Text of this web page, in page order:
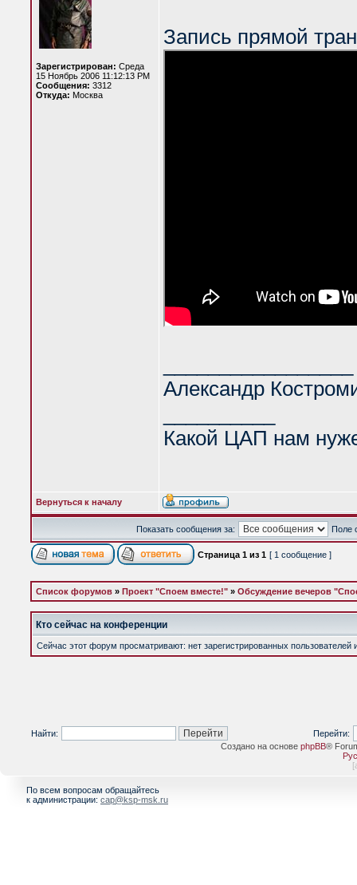
Зарегистрирован: Среда
15 Ноябрь 2006 11:12:13 PM
Сообщения: 3312
Откуда: Москва
Запись прямой
Александр
Какой ЦАП нам
Вернуться к началу
Показать сообщения за: Поле
Страница 1 из 1 [ 1 сообщение ]
Список форумов » Проект "Споем вместе!" » Обсуждение вечеров
Кто сейчас на конференции
Сейчас этот форум просматривают: нет зарегистрированных пользователей
Найти:
Перейти:
Создано на основе phpBB®
[
По всем вопросам обращайтесь
к администрации: cap@ksp-msk.ru